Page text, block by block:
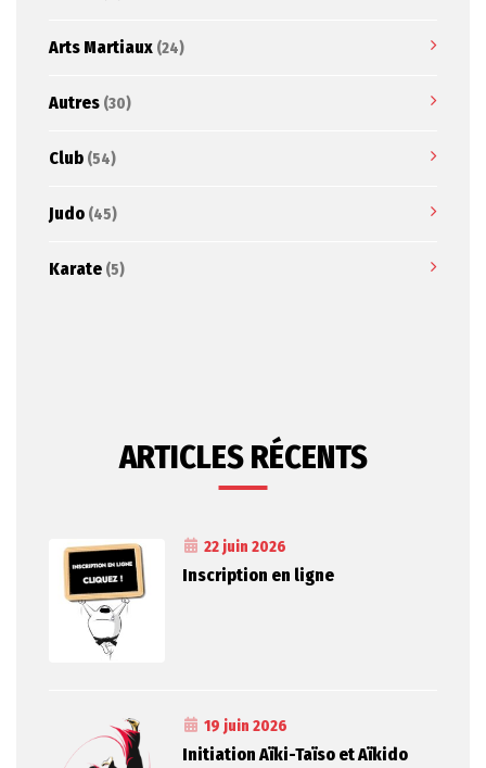
Arts Martiaux (24)
Autres (30)
Club (54)
Judo (45)
Karate (5)
ARTICLES RÉCENTS
22 juin 2026
Inscription en ligne
19 juin 2026
Initiation Aïki-Taïso et Aïkido